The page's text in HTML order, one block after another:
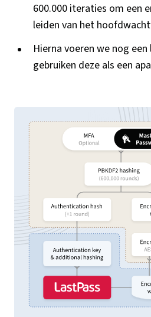
600.000 iteraties om een
leiden van het
Hierna voeren we nog
gebruiken deze als een